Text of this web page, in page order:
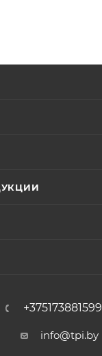
+375173881599
info@tpi.by